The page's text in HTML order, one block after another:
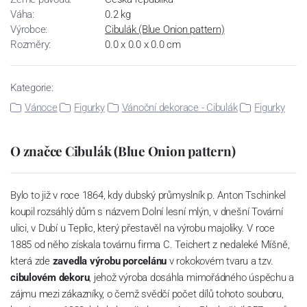
Váha:
0.2 kg
Výrobce:
Cibulák (Blue Onion pattern)
Rozměry:
0.0 x 0.0 x 0.0 cm
Kategorie:
Vánoce
Figurky Vánoční dekorace - Cibulák Figurky
O značce Cibulák (Blue Onion pattern)
Bylo to již v roce 1864, kdy dubský průmyslník p. Anton Tschinkel
koupil rozsáhlý dům s názvem Dolní lesní mlýn, v dnešní Tovární
ulici, v Dubí u Teplic, který přestavěl na výrobu majoliky. V roce
1885 od něho získala továrnu firma C. Teichert z nedaleké Míšně,
která zde zavedla výrobu porcelánu v rokokovém tvaru a tzv.
cibulovém dekoru, jehož výroba dosáhla mimořádného úspěchu a
zájmu mezi zákazníky, o čemž svědčí počet dílů tohoto souboru,